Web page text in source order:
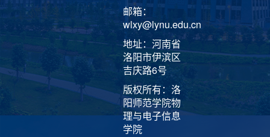
邮箱：
wlxy@lynu.edu.cn
地址：河南省
洛阳市伊滨区
吉庆路6号
版权所有：洛
阳师范学院物
理与电子信息
学院